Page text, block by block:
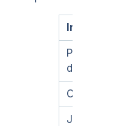
Pollo
deshebrado
Cebolla
Jitomate